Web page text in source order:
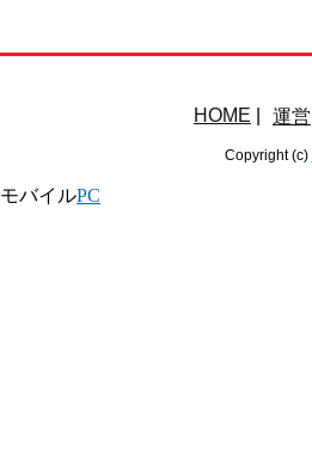
HOME 運営
Copyright (c)
モバイルPC